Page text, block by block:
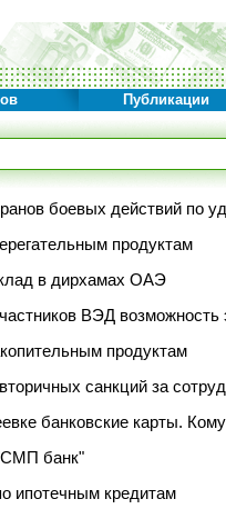
Публикации
боевых действий по
продуктам
в дирхамах ОАЭ
ВЭД возможность
продуктам
санкций за
банковские карты.
банк"
ипотечным кредитам